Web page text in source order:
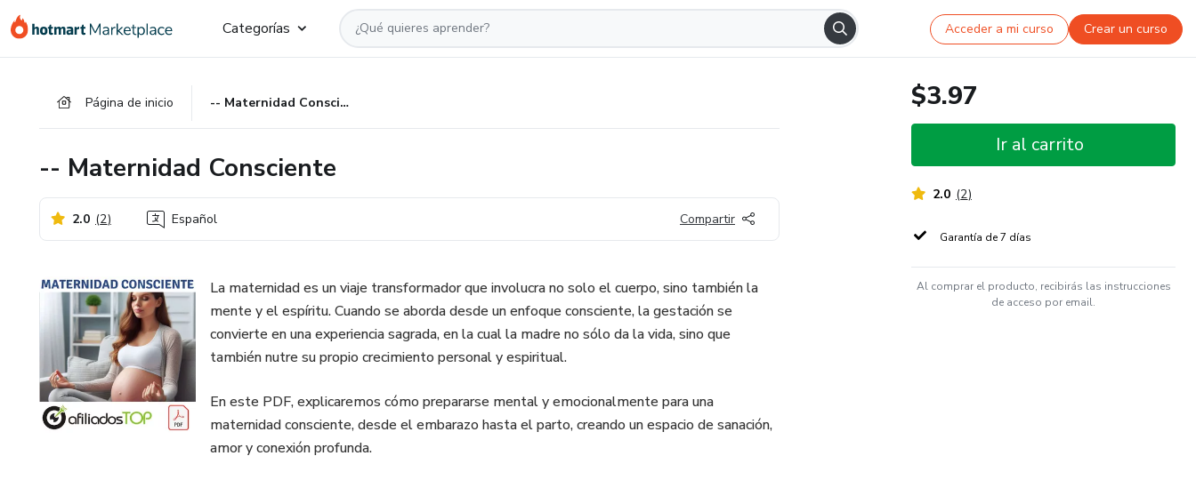
Categorías Acceder a mi curso Crear un curso
Página de inicio -- Maternidad Consciente
-- Maternidad Consciente
2.0 (2) Español Compartir
La maternidad es un viaje transformador que involucra no solo el cuerpo, sino también la
mente y el espíritu. Cuando se aborda desde un enfoque consciente, la gestación se
convierte en una experiencia sagrada, en la cual la madre no sólo da la vida, sino que
también nutre su propio crecimiento personal y espiritual.
En este PDF, explicaremos cómo prepararse mental y emocionalmente para una
maternidad consciente, desde el embarazo hasta el parto, creando un espacio de sanación,
amor y conexión profunda.
$3.97
Ir al carrito
2.0 (2)
Garantía de 7 días
Al comprar el producto, recibirás las instrucciones
de acceso por email.